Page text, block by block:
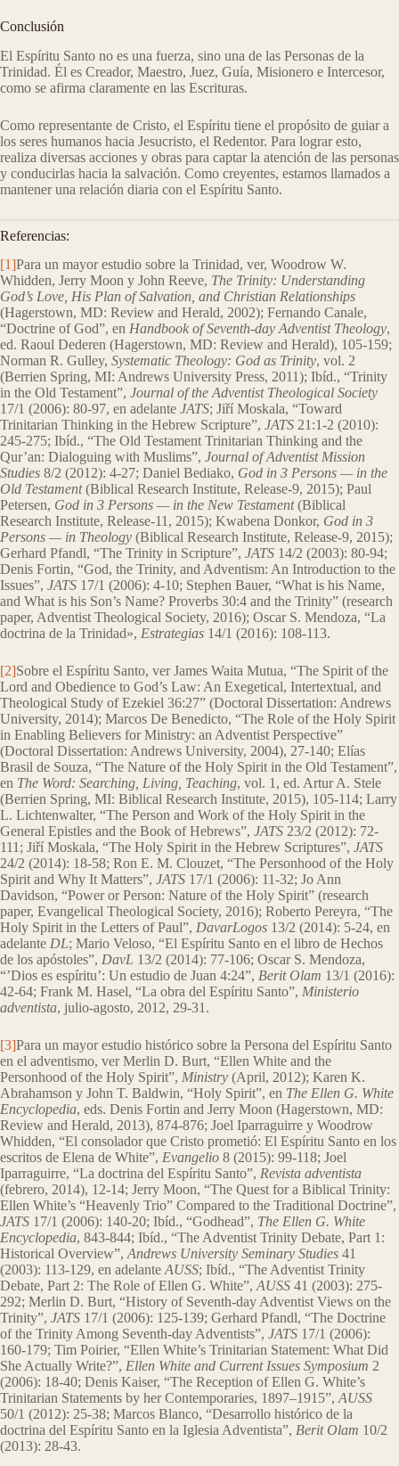
Conclusión
El Espíritu Santo no es una fuerza, sino una de las Personas de la
Trinidad. Él es Creador, Maestro, Juez, Guía, Misionero e Intercesor,
como se afirma claramente en las Escrituras.
Como representante de Cristo, el Espíritu tiene el propósito de guiar a
los seres humanos hacia Jesucristo, el Redentor. Para lograr esto,
realiza diversas acciones y obras para captar la atención de las personas
y conducirlas hacia la salvación. Como creyentes, estamos llamados a
mantener una relación diaria con el Espíritu Santo.
Referencias:
[1]Para un mayor estudio sobre la Trinidad, ver, Woodrow W.
Whidden, Jerry Moon y John Reeve, The Trinity: Understanding
God’s Love, His Plan of Salvation, and Christian Relationships
(Hagerstown, MD: Review and Herald, 2002); Fernando Canale,
“Doctrine of God”, en Handbook of Seventh-day Adventist Theology,
ed. Raoul Dederen (Hagerstown, MD: Review and Herald), 105-159;
Norman R. Gulley, Systematic Theology: God as Trinity, vol. 2
(Berrien Spring, MI: Andrews University Press, 2011); Ibíd., “Trinity
in the Old Testament”, Journal of the Adventist Theological Society
17/1 (2006): 80-97, en adelante JATS; Jiří Moskala, “Toward
Trinitarian Thinking in the Hebrew Scripture”, JATS 21:1-2 (2010):
245-275; Ibíd., “The Old Testament Trinitarian Thinking and the
Qur’an: Dialoguing with Muslims”, Journal of Adventist Mission
Studies 8/2 (2012): 4-27; Daniel Bediako, God in 3 Persons — in the
Old Testament(Biblical Research Institute, Release-9, 2015); Paul
Petersen, God in 3 Persons — in the New Testament(Biblical
Research Institute, Release-11, 2015); Kwabena Donkor, God in 3
Persons — in Theology (Biblical Research Institute, Release-9, 2015);
Gerhard Pfandl, “The Trinity in Scripture”, JATS 14/2 (2003): 80-94;
Denis Fortin, “God, the Trinity, and Adventism: An Introduction to the
Issues”, JATS 17/1 (2006): 4-10; Stephen Bauer, “What is his Name,
and What is his Son’s Name? Proverbs 30:4 and the Trinity” (research
paper, Adventist Theological Society, 2016); Oscar S. Mendoza, “La
doctrina de la Trinidad», Estrategias 14/1 (2016): 108-113.
[2]Sobre el Espíritu Santo, ver James Waita Mutua, “The Spirit of the
Lord and Obedience to God’s Law: An Exegetical, Intertextual, and
Theological Study of Ezekiel 36:27” (Doctoral Dissertation: Andrews
University, 2014); Marcos De Benedicto, “The Role of the Holy Spirit
in Enabling Believers for Ministry: an Adventist Perspective”
(Doctoral Dissertation: Andrews University, 2004), 27-140; Elías
Brasil de Souza, “The Nature of the Holy Spirit in the Old Testament”,
en The Word: Searching, Living, Teaching, vol. 1, ed. Artur A. Stele
(Berrien Spring, MI: Biblical Research Institute, 2015), 105-114; Larry
L. Lichtenwalter, “The Person and Work of the Holy Spirit in the
General Epistles and the Book of Hebrews”, JATS 23/2 (2012): 72-
111; Jiří Moskala, “The Holy Spirit in the Hebrew Scriptures”, JATS
24/2 (2014): 18-58; Ron E. M. Clouzet, “The Personhood of the Holy
Spirit and Why It Matters”, JATS 17/1 (2006): 11-32; Jo Ann
Davidson, “Power or Person: Nature of the Holy Spirit” (research
paper, Evangelical Theological Society, 2016); Roberto Pereyra, “The
Holy Spirit in the Letters of Paul”, DavarLogos 13/2 (2014): 5-24, en
adelante DL; Mario Veloso, “El Espíritu Santo en el libro de Hechos
de los apóstoles”, DavL 13/2 (2014): 77-106; Oscar S. Mendoza,
“’Dios es espíritu’: Un estudio de Juan 4:24”, Berit Olam 13/1 (2016):
42-64; Frank M. Hasel, “La obra del Espíritu Santo”, Ministerio
adventista, julio-agosto, 2012, 29-31.
[3]Para un mayor estudio histórico sobre la Persona del Espíritu Santo
en el adventismo, ver Merlin D. Burt, “Ellen White and the
Personhood of the Holy Spirit”, Ministry (April, 2012); Karen K.
Abrahamson y John T. Baldwin, “Holy Spirit”, en The Ellen G. White
Encyclopedia, eds. Denis Fortin and Jerry Moon (Hagerstown, MD:
Review and Herald, 2013), 874-876; Joel Iparraguirre y Woodrow
Whidden, “El consolador que Cristo prometió: El Espíritu Santo en los
escritos de Elena de White”, Evangelio 8 (2015): 99-118; Joel
Iparraguirre, “La doctrina del Espíritu Santo”, Revista adventista
(febrero, 2014), 12-14; Jerry Moon, “The Quest for a Biblical Trinity:
Ellen White’s “Heavenly Trio” Compared to the Traditional Doctrine”,
JATS 17/1 (2006): 140-20; Ibíd., “Godhead”, The Ellen G. White
Encyclopedia, 843-844; Ibíd., “The Adventist Trinity Debate, Part 1:
Historical Overview”, Andrews University Seminary Studies 41
(2003): 113-129, en adelante AUSS; Ibíd., “The Adventist Trinity
Debate, Part 2: The Role of Ellen G. White”, AUSS 41 (2003): 275-
292; Merlin D. Burt, “History of Seventh-day Adventist Views on the
Trinity”, JATS 17/1 (2006): 125-139; Gerhard Pfandl, “The Doctrine
of the Trinity Among Seventh-day Adventists”, JATS 17/1 (2006):
160-179; Tim Poirier, “Ellen White’s Trinitarian Statement: What Did
She Actually Write?”, Ellen White and Current Issues Symposium 2
(2006): 18-40; Denis Kaiser, “The Reception of Ellen G. White’s
Trinitarian Statements by her Contemporaries, 1897–1915”, AUSS
50/1 (2012): 25-38; Marcos Blanco, “Desarrollo histórico de la
doctrina del Espíritu Santo en la Iglesia Adventista”, Berit Olam 10/2
(2013): 28-43.